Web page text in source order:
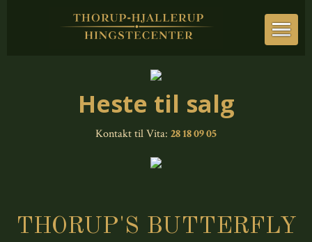
Heste til salg
Kontakt til Vita: 28 18 09 05
THORUP'S BUTTERFLY